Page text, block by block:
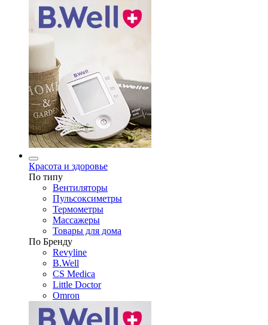
Красота и здоровье
По типу
Вентиляторы
Пульсоксиметры
Термометры
Массажеры
Товары для дома
По Бренду
Revyline
B.Well
CS Medica
Little Doctor
Omron